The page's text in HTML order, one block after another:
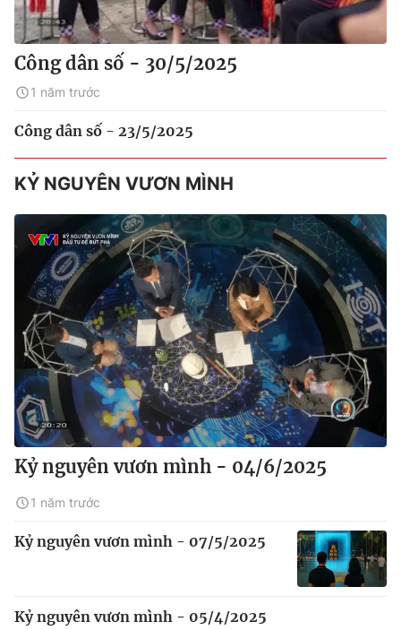
Công dân số - 30/5/2025
1 năm trước
Công dân số - 23/5/2025
KỶ NGUYÊN VƯƠN MÌNH
Kỷ nguyên vươn mình - 04/6/2025
1 năm trước
Kỷ nguyên vươn mình - 07/5/2025
Kỷ nguyên vươn mình - 05/4/2025